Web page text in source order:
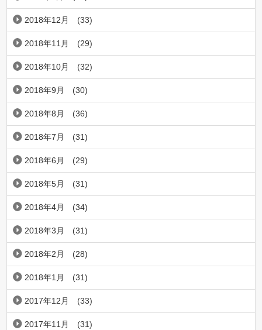
2018年12月 (33)
2018年11月 (29)
2018年10月 (32)
2018年9月 (30)
2018年8月 (36)
2018年7月 (31)
2018年6月 (29)
2018年5月 (31)
2018年4月 (34)
2018年3月 (31)
2018年2月 (28)
2018年1月 (31)
2017年12月 (33)
2017年11月 (31)